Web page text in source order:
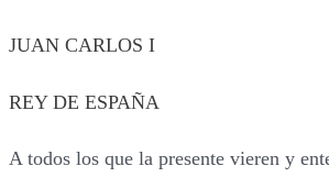
JUAN CARLOS I
REY DE ESPAÑA
A todos los que la presente vieren y